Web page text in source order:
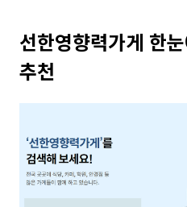
선한영향력가게 한
추천